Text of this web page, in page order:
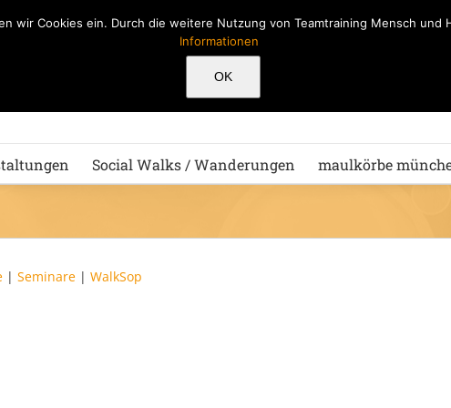
Social Walks / Wanderungen maulkörbe
| Seminare | WalkSop
wir Cookies ein. Durch die weitere Nutzung von Teamtraining Mensch und
Informationen
OK